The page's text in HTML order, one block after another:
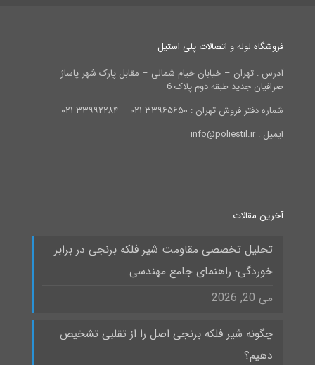
فروشگاه لوله و اتصالات پلی استیل
آدرس : تهران – خیابان خیام شمالی – مقابل پارک شهر پاساژ
صرافیان جدید طبقه دوم پلاک 6
شماره دفتر فروش تهران : ۳۳۹۶۵۶۵۰ ۰۲۱ – ۳۳۹۹۲۲۸۴ ۰۲۱
ایمیل : info@poliestil.ir
آخرین مقالات
تحلیل تخصصی مقاومت شیر فلکه برنجی در برابر
خوردگی؛ راهنمای جامع مهندسی
می 20, 2026
چگونه شیر فلکه برنجی اصل را از تقلبی تشخیص
دهیم؟